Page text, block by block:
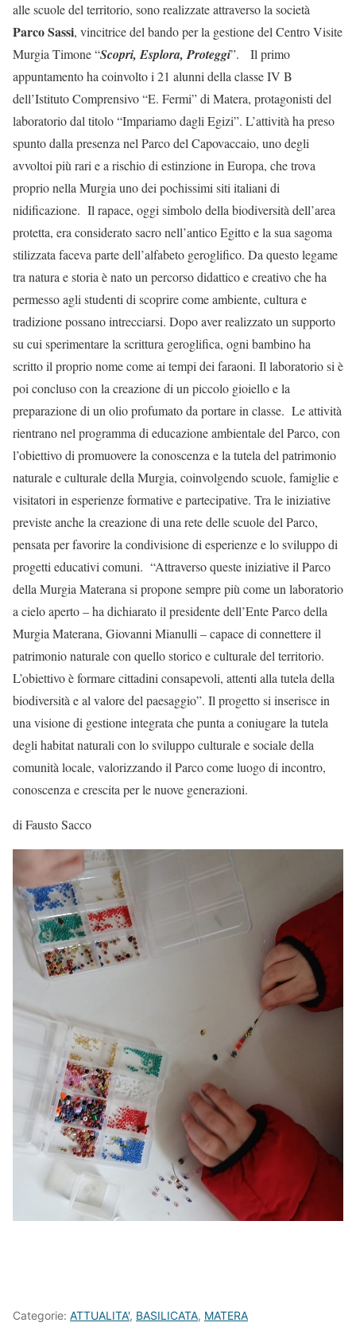
alle scuole del territorio, sono realizzate attraverso la società
Parco Sassi, vincitrice del bando per la gestione del Centro Visite
Murgia Timone “Scopri, Esplora, Proteggi”. Il primo
appuntamento ha coinvolto i 21 alunni della classe IV B
dell’Istituto Comprensivo “E. Fermi” di Matera, protagonisti del
laboratorio dal titolo “Impariamo dagli Egizi”. L’attività ha preso
spunto dalla presenza nel Parco del Capovaccaio, uno degli
avvoltoi più rari e a rischio di estinzione in Europa, che trova
proprio nella Murgia uno dei pochissimi siti italiani di
nidificazione. Il rapace, oggi simbolo della biodiversità dell’area
protetta, era considerato sacro nell’antico Egitto e la sua sagoma
stilizzata faceva parte dell’alfabeto geroglifico. Da questo legame
tra natura e storia è nato un percorso didattico e creativo che ha
permesso agli studenti di scoprire come ambiente, cultura e
tradizione possano intrecciarsi. Dopo aver realizzato un supporto
su cui sperimentare la scrittura geroglifica, ogni bambino ha
scritto il proprio nome come ai tempi dei faraoni. Il laboratorio si è
poi concluso con la creazione di un piccolo gioiello e la
preparazione di un olio profumato da portare in classe. Le attività
rientrano nel programma di educazione ambientale del Parco, con
l’obiettivo di promuovere la conoscenza e la tutela del patrimonio
naturale e culturale della Murgia, coinvolgendo scuole, famiglie e
visitatori in esperienze formative e partecipative. Tra le iniziative
previste anche la creazione di una rete delle scuole del Parco,
pensata per favorire la condivisione di esperienze e lo sviluppo di
progetti educativi comuni. “Attraverso queste iniziative il Parco
della Murgia Materana si propone sempre più come un laboratorio
a cielo aperto – ha dichiarato il presidente dell’Ente Parco della
Murgia Materana, Giovanni Mianulli – capace di connettere il
patrimonio naturale con quello storico e culturale del territorio.
L’obiettivo è formare cittadini consapevoli, attenti alla tutela della
biodiversità e al valore del paesaggio”. Il progetto si inserisce in
una visione di gestione integrata che punta a coniugare la tutela
degli habitat naturali con lo sviluppo culturale e sociale della
comunità locale, valorizzando il Parco come luogo di incontro,
conoscenza e crescita per le nuove generazioni.
di Fausto Sacco
Categorie: ATTUALITA', BASILICATA, MATERA